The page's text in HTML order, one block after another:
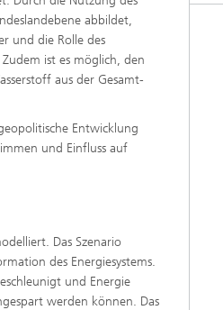
abbildet,
und die Rolle des
ist es möglich, den
aus der Gesamt-
Entwicklung
und Einfluss auf
Das Szenario
des Energiesystems.
und Energie
werden können. Das